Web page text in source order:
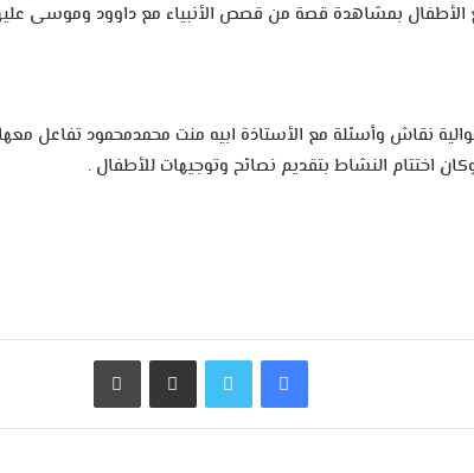
الأطفال بمشاهدة قصة من قصص الأنبياء مع داوود وموسى
نقاش وأسئلة مع الأستاذة ابيه منت محمدمحمود تفاعل
اختتام النشاط بتقديم نصائح وتوجيهات للأطفال .
فيسبوكتويتر مشاركة عبر البريد طباعة